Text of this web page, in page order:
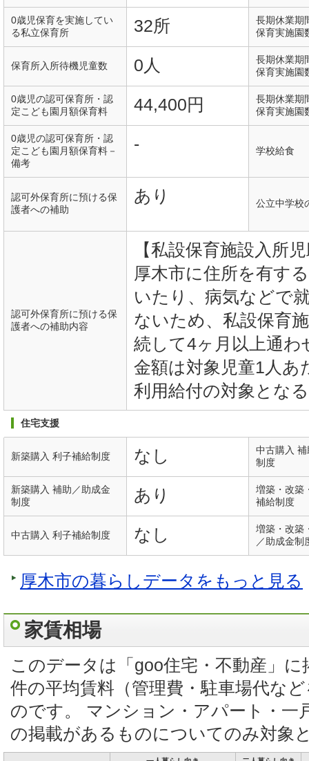
0歳児保育を実施してい
る私立保育所
32所
長期休業期
保育実施園
保育所入所待機児童数 0人
長期休業期
保育実施園
0歳児の認可保育所・認
定こども園月額保育料
44,400円
長期休業期
保育実施園
0歳児の認可保育所・認
定こども園月額保育料－
備考
- 学校給食
認可外保育所に預ける保
護者への補助
あり 公立中学校
認可外保育所に預ける保
護者への補助内容
【私設保育施設入所
厚木市に住所を有す
いたり、病気などで
ないため、私設保育
続して4ヶ月以上通わ
金額は対象児童1人あ
利用給付の対象とな
住宅支援
新築購入 利子補給制度 なし
中古購入
制度
新築購入 補助／助成金
制度
あり
増築・改築
補給制度
中古購入 利子補給制度 なし
増築・改築
／助成金制
厚木市の暮らしデータをもっと見る
家賃相場
このデータは「goo住宅・不動産」
件の平均賃料（管理費・駐車場代な
のです。 マンション・アパート・一
の掲載があるものについてのみ対象